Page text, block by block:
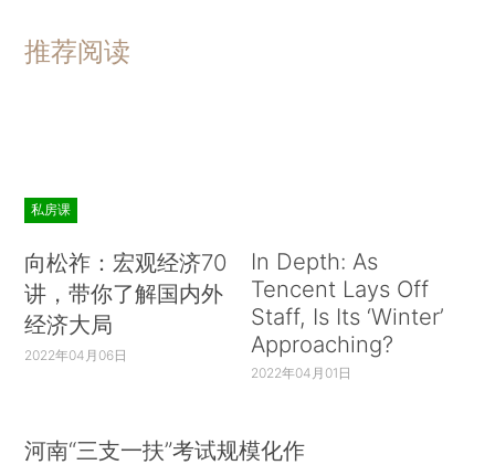
推荐阅读
私房课
向松祚：宏观经济70
讲，带你了解国内外
经济大局
2022年04月06日
In Depth: As
Tencent Lays Off
Staff, Is Its ‘Winter’
Approaching?
2022年04月01日
河南“三支一扶”考试规模化作